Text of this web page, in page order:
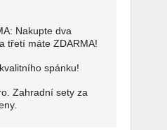
Nakupte dva
třetí máte ZDARMA!
spánku!
Zahradní sety za